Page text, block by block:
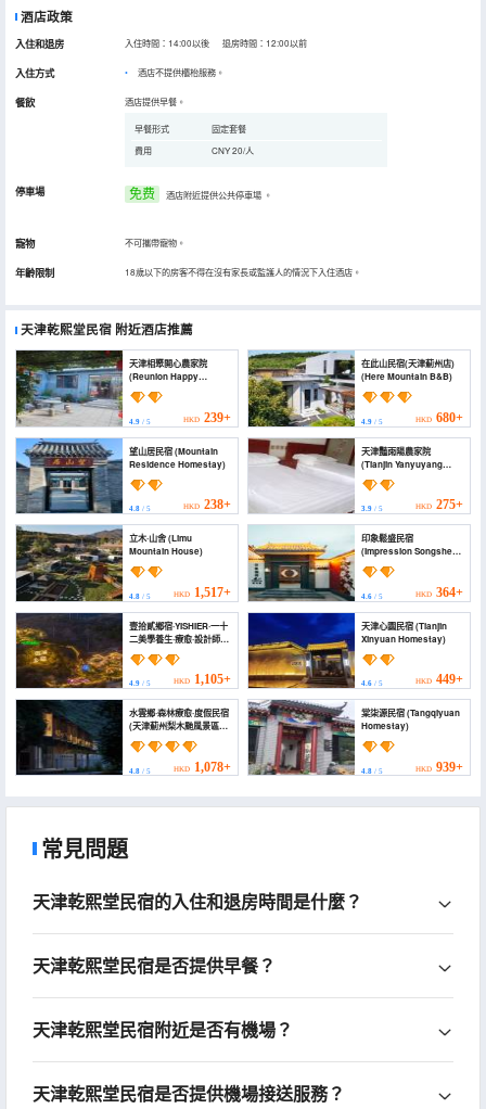
酒店政策
入住和退房 入住時間：14:00以後 退房時間：12:00以前
入住方式 酒店不提供櫃枱服務。
餐飲 酒店提供早餐。
早餐形式
固定套餐
費用
CNY 20/人
停車場 免费 酒店附近提供公共停車場 。
寵物 不可攜帶寵物。
年齡限制 18歲以下的房客不得在沒有家長或監護人的情況下入住酒店。
天津乾熙堂民宿 附近酒店推薦
天津相聚開心農家院
(Reunion Happy
Farmhouse)
4.9 / 5 HKD 239+
在此山民宿(天津薊州店)
(Here Mountain B&B)
4.9/ 5 HKD 680+
望山居民宿 (Mountain
Residence Homestay)
4.8 / 5 HKD 238+
天津豔雨陽農家院
(Tianjin Yanyuyang
Farm House)
3.9/ 5 HKD 275+
立木·山舍 (Limu
Mountain House)
4.8 / 5 HKD 1,517+
印象鬆盛民宿
(Impression Songsheng
Homestay)
4.6/ 5 HKD 364+
壹拾貳鄉宿·YISHIER·一十
二美學養生·療愈·設計師民
宿(薊州店) (Yishier)
4.9 / 5 HKD 1,105+
天津心園民宿 (Tianjin
Xinyuan Homestay)
4.6/ 5 HKD 449+
水雲鄉·森林療愈·度假民宿
(天津薊州梨木颱風景區店)
(Shuiyunxiang
Homestay)
4.8 / 5 HKD 1,078+
棠柒源民宿 (Tangqiyuan
Homestay)
4.8/ 5 HKD 939+
常見問題
天津乾熙堂民宿的入住和退房時間是什麼？
天津乾熙堂民宿是否提供早餐？
天津乾熙堂民宿附近是否有機場？
天津乾熙堂民宿是否提供機場接送服務？